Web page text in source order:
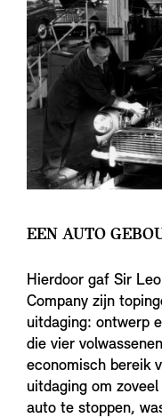
EEN AUTO
Hierdoor gaf Sir
Company zijn
uitdaging: ontwerp
die vier
economisch bereik
uitdaging om
auto te stoppen,